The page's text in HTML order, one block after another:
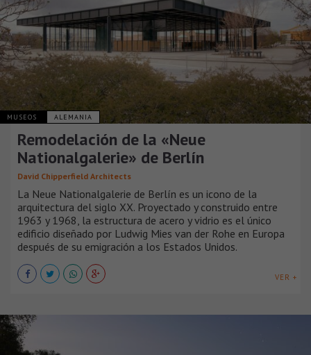
MUSEOS ALEMANIA
Remodelación de la «Neue
Nationalgalerie» de Berlín
David Chipperfield Architects
La Neue Nationalgalerie de Berlín es un icono de la
arquitectura del siglo XX. Proyectado y construido entre
1963 y 1968, la estructura de acero y vidrio es el único
edificio diseñado por Ludwig Mies van der Rohe en Europa
después de su emigración a los Estados Unidos.
VER +